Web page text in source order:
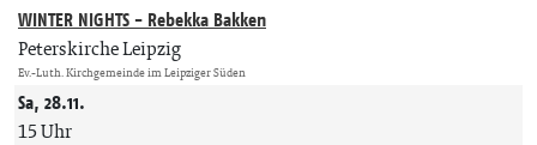
WINTER NIGHTS - Rebekka Bakken
Peterskirche Leipzig
Ev.-Luth. Kirchgemeinde im Leipziger Süden
Sa, 28.11.
15 Uhr